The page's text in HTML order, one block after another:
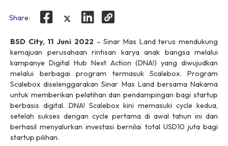
Share:
BSD City, 11 Juni 2022 – Sinar Mas Land terus mendukung
kemajuan perusahaan rintisan karya anak bangsa melalui
kampanye Digital Hub Next Action (DNA!) yang diwujudkan
melalui berbagai program termasuk Scalebox. Program
Scalebox diselenggarakan Sinar Mas Land bersama Nakama
untuk memberikan pelatihan dan pendampingan bagi startup
berbasis digital. DNA! Scalebox kini memasuki cycle kedua,
setelah sukses dengan cycle pertama di awal tahun ini dan
berhasil menyalurkan investasi bernilai total USD10 juta bagi
startup pilihan.